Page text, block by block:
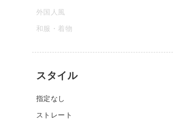
外国人風
和服・着物
スタイル
指定なし
ストレート